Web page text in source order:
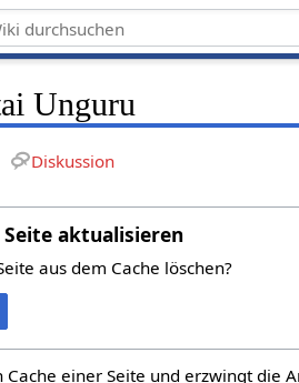
Unguru
Diskussion
Seite aktualisieren
aus dem Cache löschen?
Cache einer Seite und erzwingt die